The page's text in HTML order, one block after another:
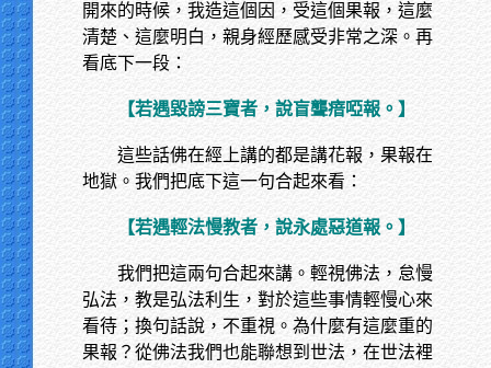
開來的時候，我造這個因，受這個果報，這麼
清楚、這麼明白，親身經歷感受非常之深。再
看底下一段：
【若遇毀謗三寶者，說盲聾瘖啞報。】
這些話佛在經上講的都是講花報，果報在
地獄。我們把底下這一句合起來看：
【若遇輕法慢教者，說永處惡道報。】
我們把這兩句合起來講。輕視佛法，怠慢
弘法，教是弘法利生，對於這些事情輕慢心來
看待；換句話說，不重視。為什麼有這麼重的
果報？從佛法我們也能聯想到世法，在世法裡